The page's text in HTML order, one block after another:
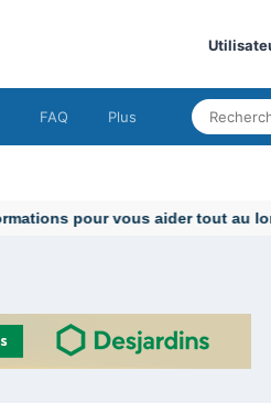
FAQ Plus
pour vous aider tout au